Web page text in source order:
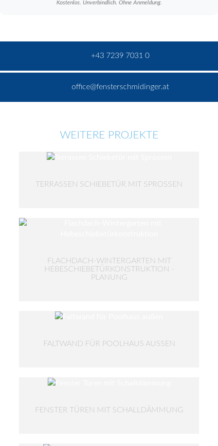
Kostenlos. Unverbindlich. Ohne Anmeldung.
+43 7239 7031 0
office@fensterschmidinger.at
WEITERE PROJEKTE
TERRASSEN SCHIEBETÜR MIT SPROSSEN
FLACHDACH-WINTERGARTEN MIT
HEBESCHIEBETÜRKONSTRUKTION -
PLANUNG
FALTWAND FÜR POOLHAUS AUSSEN
FENSTER TÜREN MIT SCHALLDÄMMUNG